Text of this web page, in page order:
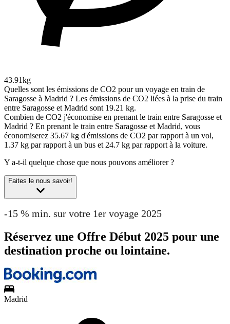
43.91kg
Quelles sont les émissions de CO2 pour un voyage en train de
Saragosse à Madrid ? Les émissions de CO2 liées à la prise du train
entre Saragosse et Madrid sont 19.21 kg.
Combien de CO2 j'économise en prenant le train entre Saragosse et
Madrid ? En prenant le train entre Saragosse et Madrid, vous
économiserez 35.67 kg d'émissions de CO2 par rapport à un vol,
1.37 kg par rapport à un bus et 24.7 kg par rapport à la voiture.
Y a-t-il quelque chose que nous pouvons améliorer ?
Faites le nous savoir!
-15 % min. sur votre 1er voyage 2025
Réservez une Offre Début 2025 pour une
destination proche ou lointaine.
Madrid